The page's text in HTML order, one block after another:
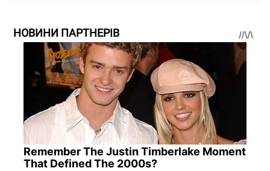
НОВИНИ ПАРТНЕРІВ
Remember The Justin Timberlake Moment
That Defined The 2000s?